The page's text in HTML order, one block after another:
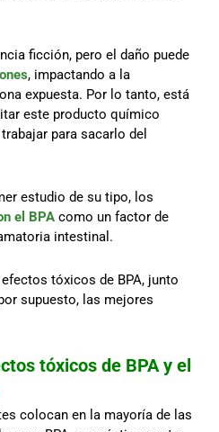
ficción, pero el daño puede
, impactando a la
expuesta. Por lo tanto, está
este producto químico
para sacarlo del
estudio de su tipo, los
el BPA como un factor de
intestinal.
tóxicos de BPA, junto
supuesto, las mejores
tóxicos de BPA y el
colocan en la mayoría de las